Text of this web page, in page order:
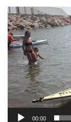
Reproductor
de
vídeo
00:00